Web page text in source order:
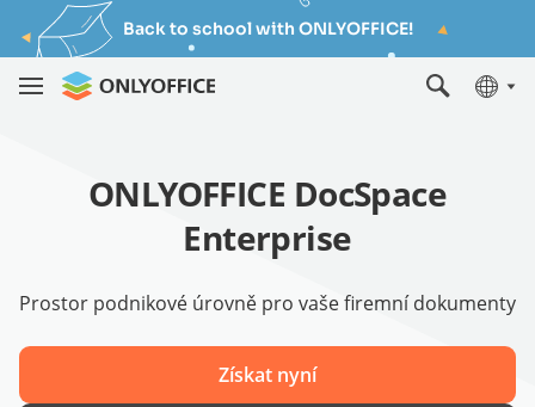
Back to school with ONLYOFFICE!
ONLYOFFICE DocSpace
Enterprise
Prostor podnikové úrovně pro vaše firemní dokumenty
Získat nyní